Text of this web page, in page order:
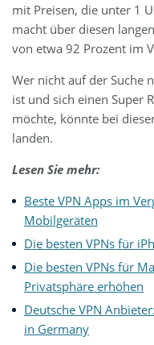
mit Preisen, die unter 1
macht über diesen
von etwa 92 Prozent im
Wer nicht auf der Suche
ist und sich einen Super
möchte, könnte bei
landen.
Lesen Sie mehr:
Beste VPN Apps im
Mobilgeräten
Die besten VPNs für
Die besten VPNs für
Privatsphäre erhöhen
Deutsche VPN
in Germany